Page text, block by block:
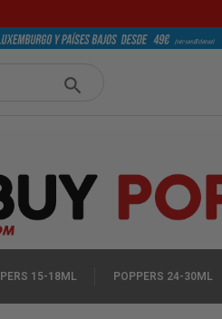
15-18ML POPPERS 24-30ML